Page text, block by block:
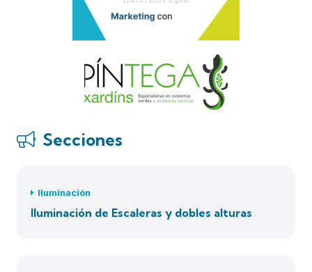
Secciones
Iluminación
Iluminación de Escaleras y dobles alturas